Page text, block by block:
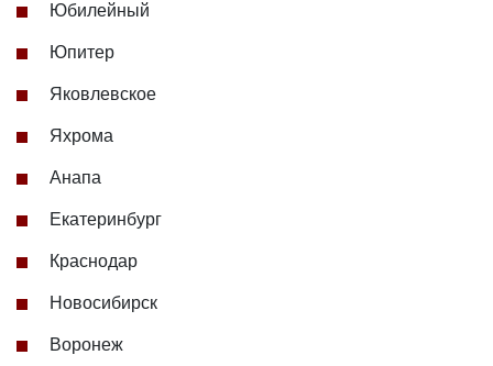
Юбилейный
Юпитер
Яковлевское
Яхрома
Анапа
Екатеринбург
Краснодар
Новосибирск
Воронеж